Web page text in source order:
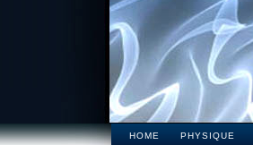
HOME PHYSIQUE